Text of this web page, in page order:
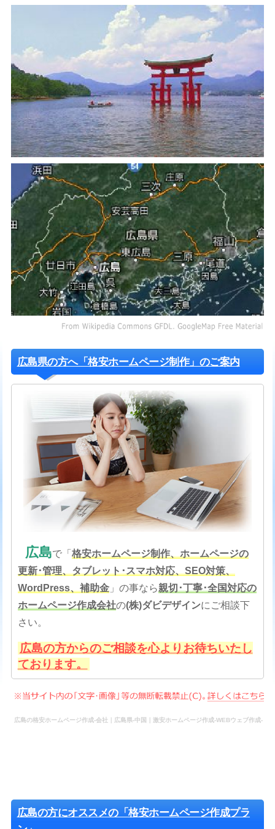
広島県の方へ「格安ホームページ制作」のご案内
広島で「 格安ホームページ制作、ホームページの
更新･管理、タブレット･スマホ対応、SEO対策、
WordPress、補助金」の事なら親切･丁寧･全国対応の
ホームページ作成会社の(株)ダビデザインにご相談下
さい。
広島の方からのご相談を心よりお待ちいたし
ております。
広島の格安ホームページ作成-会社｜広島県-中国｜激安ホームページ作成-WEBウェブ作成-
広島の方にオススメの「格安ホームページ作成プラ